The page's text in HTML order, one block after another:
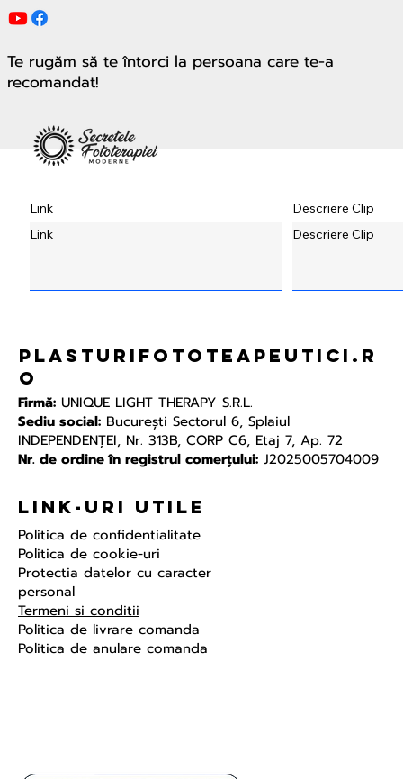
Te rugăm să te întorci la persoana care te-a
recomandat!
Descriere Clip
Link
Descriere Clip
Link
plasturifototeapeutici.r
o
Firmă: UNIQUE LIGHT THERAPY S.R.L.
Sediu social: Bucureşti Sectorul 6, Splaiul
INDEPENDENŢEI, Nr. 313B, CORP C6, Etaj 7, Ap. 72
Nr. de ordine în registrul comerțului: J2025005704009
Link-uri Utile
Politica de confidentialitate
Politica de cookie-uri
Protectia datelor cu caracter
personal
Termeni si conditii
Politica de livrare comanda
Politica de anulare comanda